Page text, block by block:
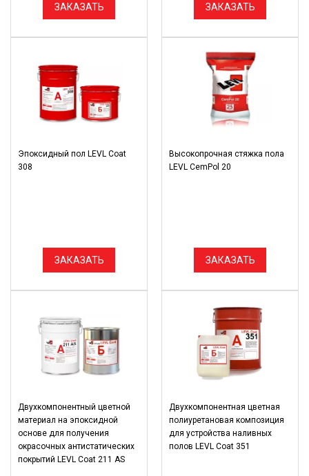
ЗАКАЗАТЬ ЗАКАЗАТЬ
Эпоксидный пол LEVL Coat
308
ЗАКАЗАТЬ
Высокопрочная стяжка пола
LEVL CemPol 20
ЗАКАЗАТЬ
Двухкомпонентный цветной
материал на эпоксидной
основе для получения
окрасочных антистатических
покрытий LEVL Coat 211 AS
Двухкомпонентная цветная
полиуретановая композиция
для устройства наливных
полов LEVL Coat 351